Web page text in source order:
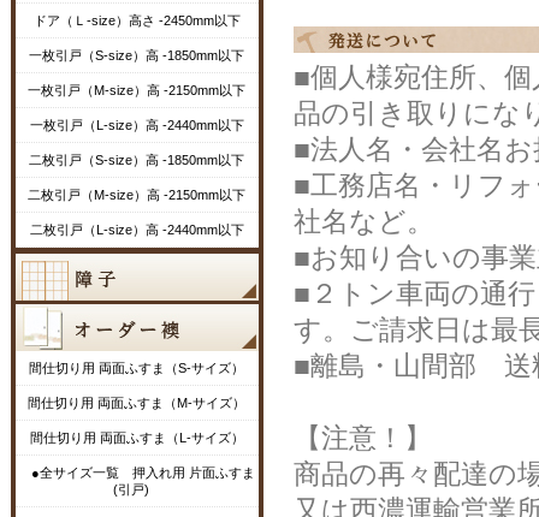
ドア（Ｌ-size）高さ -2450mm以下
一枚引戸（S-size）高 -1850mm以下
一枚引戸（M-size）高 -2150mm以下
一枚引戸（L-size）高 -2440mm以下
二枚引戸（S-size）高 -1850mm以下
二枚引戸（M-size）高 -2150mm以下
二枚引戸（L-size）高 -2440mm以下
間仕切り用 両面ふすま（S-サイズ）
間仕切り用 両面ふすま（M-サイズ）
間仕切り用 両面ふすま（L-サイズ）
●全サイズ一覧 押入れ用 片面ふすま
(引戸)
■個人様宛住所、
品の引き取りにな
■法人名・会社名
■工務店名・リフ
社名など。
■お知り合いの事
■２トン車両の通
す。ご請求日は最
■離島・山間部 送
【注意！】
商品の再々配達の
又は西濃運輸営業